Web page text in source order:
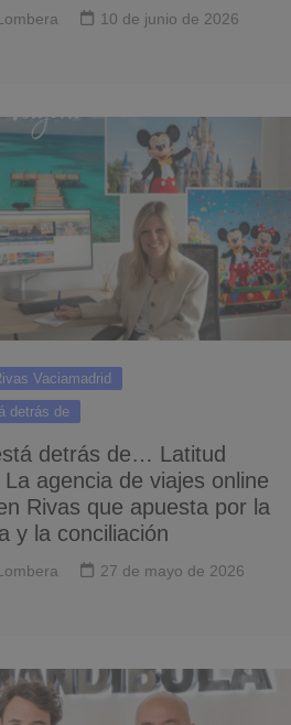
10 de junio de 2026
Vaciamadrid
detrás de
detrás de… Latitud
agencia de viajes online
Rivas que apuesta por la
y la conciliación
27 de mayo de 2026